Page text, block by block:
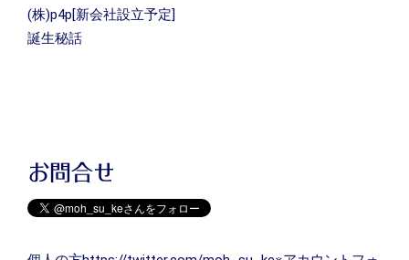
(株)p4p[新会社設立予定]
誕生秘話
お問合せ